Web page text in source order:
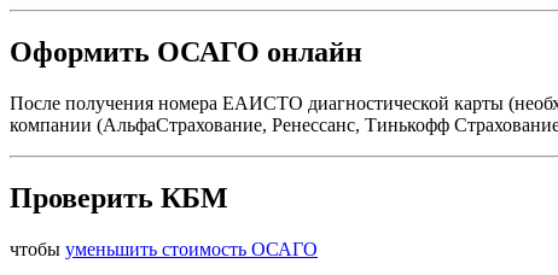
Оформить ОСАГО онлайн
После получения номера ЕАИСТО диагностической карты
компании (АльфаСтрахование, Ренессанс, Тинькофф
Проверить КБМ
чтобы уменьшить стоимость ОСАГО